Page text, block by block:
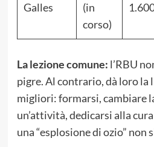
Galles
(in
corso)
La lezione comune: l’RBU
pigre. Al contrario, dà loro la
migliori: formarsi, cambiare
un’attività, dedicarsi alla
una “esplosione di ozio” non